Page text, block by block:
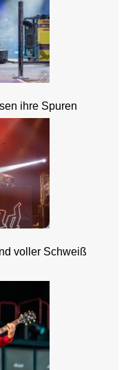
ihre Spuren
voller Schweiß